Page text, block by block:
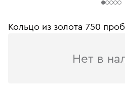
Кольцо из золота 750
Нет в